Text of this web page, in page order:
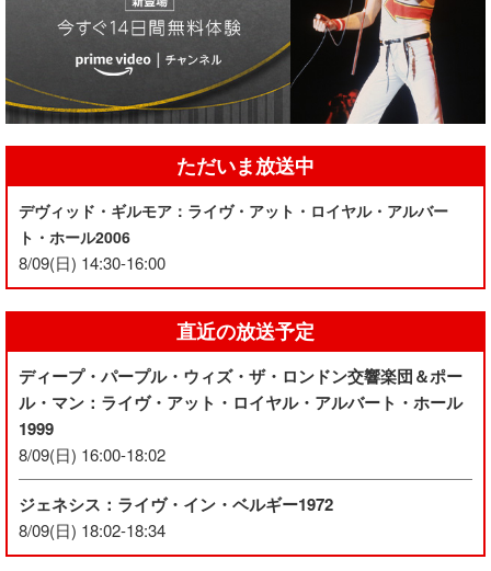
ただいま放送中
デヴィッド・ギルモア：ライヴ・アット・ロイヤル・アルバー
ト・ホール2006
8/09(日) 14:30-16:00
直近の放送予定
ディープ・パープル・ウィズ・ザ・ロンドン交響楽団＆ポー
ル・マン：ライヴ・アット・ロイヤル・アルバート・ホール
1999
8/09(日) 16:00-18:02
ジェネシス：ライヴ・イン・ベルギー1972
8/09(日) 18:02-18:34